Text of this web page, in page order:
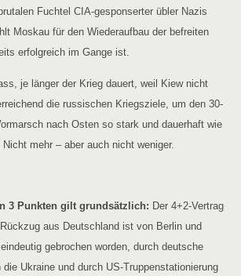
Fuchtel CIA-gesponserter übler Nazis
Moskau für den Wiederaufbau der befreiten
erfolgreich im Gange ist.
je länger der Krieg dauert, weil Kiew nicht
die russischen Kriegsziele, um den 30-
nach Osten so stark und dauerhaft wie
mehr – aber auch nicht weniger.
3 Punkten gilt grundsätzlich: Der 4+2-Vertrag
aus Deutschland ist von Berlin und
gebrochen worden, durch deutsche
Ukraine und durch US-Truppenstationierung